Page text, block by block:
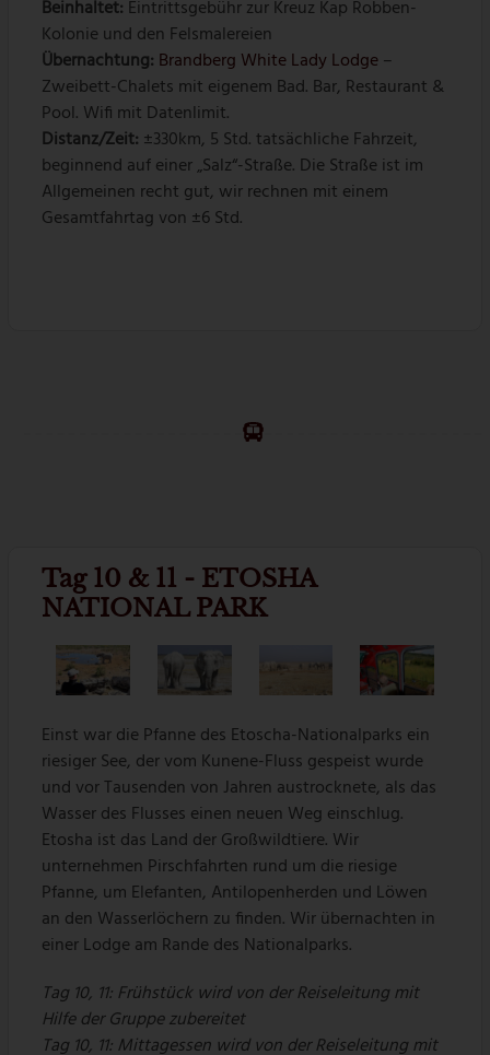
Beinhaltet: Eintrittsgebühr zur Kreuz Kap Robben-
Kolonie und den Felsmalereien
Übernachtung: Brandberg White Lady Lodge–
Zweibett-Chalets mit eigenem Bad. Bar, Restaurant &
Pool. Wifi mit Datenlimit.
Distanz/Zeit: ±330km, 5 Std. tatsächliche Fahrzeit,
beginnend auf einer „Salz“-Straße. Die Straße ist im
Allgemeinen recht gut, wir rechnen mit einem
Gesamtfahrtag von ±6 Std.
Tag 10 & 11 - ETOSHA
NATIONAL PARK
Einst war die Pfanne des Etoscha-Nationalparks ein
riesiger See, der vom Kunene-Fluss gespeist wurde
und vor Tausenden von Jahren austrocknete, als das
Wasser des Flusses einen neuen Weg einschlug.
Etosha ist das Land der Großwildtiere. Wir
unternehmen Pirschfahrten rund um die riesige
Pfanne, um Elefanten, Antilopenherden und Löwen
an den Wasserlöchern zu finden. Wir übernachten in
einer Lodge am Rande des Nationalparks.
Tag 10, 11: Frühstück wird von der Reiseleitung mit
Hilfe der Gruppe zubereitet
Tag 10, 11: Mittagessen wird von der Reiseleitung mit